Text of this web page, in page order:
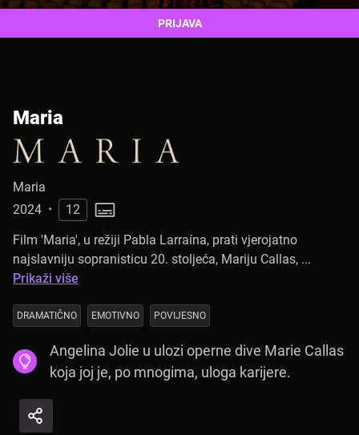
Maria
Maria
2024 •
12
Film 'Maria', u režiji Pabla Larraína, prati vjerojatno
najslavniju sopranisticu 20. stoljeća, Mariju Callas, ...
Prikaži više
DRAMATIČNO EMOTIVNO POVIJESNO
Angelina Jolie u ulozi operne dive Marie Callas
koja joj je, po mnogima, uloga karijere.
PRIJAVA